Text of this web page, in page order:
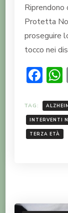
Protetta
proseguire
tocco nei
TAG:
INTERVENTI
TERZA ETÀ